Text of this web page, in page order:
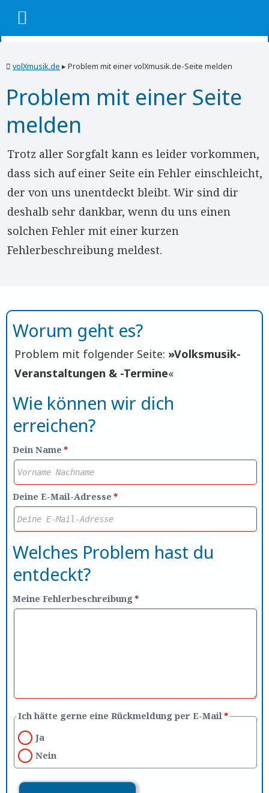
volXmusik.de ▸Problem mit einer volXmusik.de-Seite melden
Problem mit einer Seite
melden
Trotz aller Sorgfalt kann es leider vorkommen,
dass sich auf einer Seite ein Fehler einschleicht,
der von uns unentdeckt bleibt. Wir sind dir
deshalb sehr dankbar, wenn du uns einen
solchen Fehler mit einer kurzen
Fehlerbeschreibung meldest.
Worum geht es?
Problem mit folgender Seite: »Volksmusik-
Veranstaltungen & -Termine«
Wie können wir dich
erreichen?
Dein Name *
Deine E-Mail-Adresse *
Welches Problem hast du
entdeckt?
Meine Fehlerbeschreibung *
Ich hätte gerne eine Rückmeldung per E-Mail*
Ja
Nein